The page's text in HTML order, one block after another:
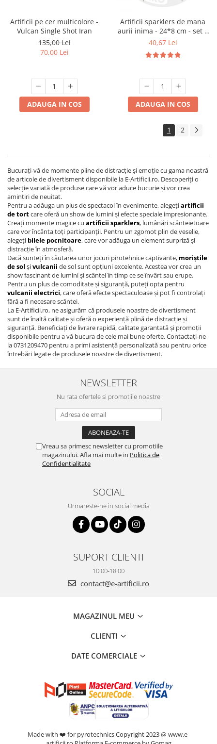
Artificii pe cer multicolore -
Vulcan Single Shot Iran
135,00 Lei
70,00 Lei
ADAUGA IN COS
Artificii sparklers de mana
aurii inima - 24*8 cm - set 5
buc
40,67 Lei
ADAUGA IN COS
1 2
Bucurați-vă de momente pline de distracție și emoție cu gama noastră
de articole de divertisment disponibile la E-Artificii.ro. Descoperiți o
selecție variată de produse care vă vor aduce bucurie și vor crea
amintiri de neuitat.
Pentru a adăuga un plus de spectacol în evenimente, alegețiartificii
de tortcare oferă un show de lumini și efecte speciale impresionante.
Creați momente magice cu artificii sparklers, lumânări scânteietoare
care vor încânta toți participanții. Pentru un zgomot plin de veselie,
alegeți bilele pocnitoare, care vor adăuga un element surpriză și
distracție în atmosferă.
Dacă sunteți în căutarea unor jocuri pirotehnice captivante, moriștile
de sol șivulcanii de sol sunt opțiuni excelente. Acestea vor crea un
show fascinant de lumini și scântei în timp ce se învârt sau erupe.
Pentru un plus de comoditate și siguranță, puteți opta pentru
vulcanii electrici, care oferă efecte spectaculoase și pot fi controlați
fără a fi necesare scântei.
La E-Artificii.ro, ne asigurăm că produsele noastre de divertisment
sunt de înaltă calitate și oferă o experiență plină de distracție și
siguranță. Beneficiați de livrare rapidă, calitate garantată și promoții
disponibile pentru a vă bucura de cele mai bune oferte. Contactați-ne
la 0731209470 pentru a primi asistență personalizată sau pentru orice
întrebări legate de produsele noastre de divertisment.
NEWSLETTER
Nu rata ofertele si promotiile noastre
Vreau sa primesc newsletter cu promotiile
magazinului. Afla mai multe in Politica de
Confidentialitate
SOCIAL
Urmareste-ne in social media
SUPORT CLIENTI
10:00-18:00
contact@e-artificii.ro
MAGAZINUL MEU
CLIENTI
DATE COMERCIALE
Made with ❤️ for pyrotechnics Copyright 2023 @ www.e-